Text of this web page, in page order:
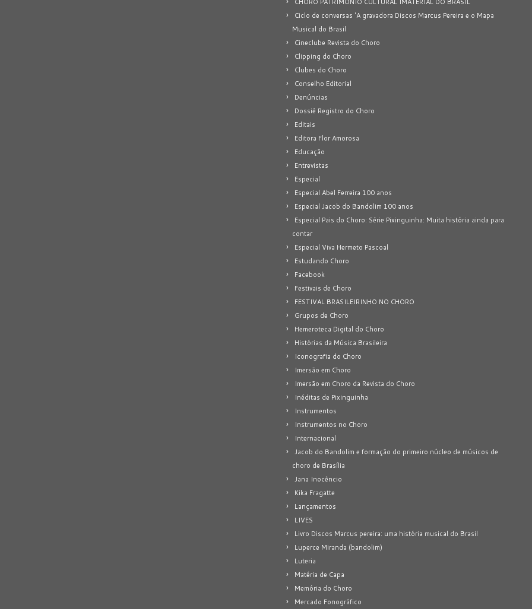
Ciclo de conversas 'A gravadora Discos Marcus Pereira e o Mapa
Musical do Brasil
Cineclube Revista do Choro
Clipping do Choro
Clubes do Choro
Conselho Editorial
Denúncias
Dossiê Registro do Choro
Editais
Editora Flor Amorosa
Educação
Entrevistas
Especial
Especial Abel Ferreira 100 anos
Especial Jacob do Bandolim 100 anos
Especial Pais do Choro: Série Pixinguinha: Muita história ainda para
contar
Especial Viva Hermeto Pascoal
Estudando Choro
Facebook
Festivais de Choro
FESTIVAL BRASILEIRINHO NO CHORO
Grupos de Choro
Hemeroteca Digital do Choro
Histórias da Música Brasileira
Iconografia do Choro
Imersão em Choro
Imersão em Choro da Revista do Choro
Inéditas de Pixinguinha
Instrumentos
Instrumentos no Choro
Internacional
Jacob do Bandolim e formação do primeiro núcleo de músicos de
choro de Brasília
Jana Inocêncio
Kika Fragatte
Lançamentos
LIVES
Livro Discos Marcus pereira: uma história musical do Brasil
Luperce Miranda (bandolim)
Luteria
Matéria de Capa
Memória do Choro
Mercado Fonográfico